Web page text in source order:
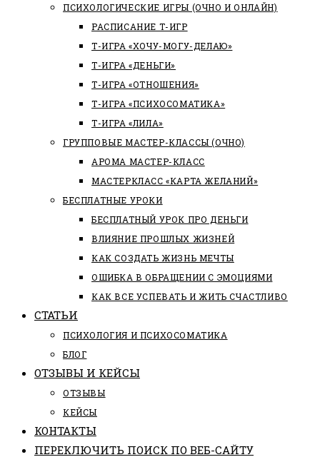
ПСИХОЛОГИЧЕСКИЕ ИГРЫ (ОЧНО И ОНЛАЙН)
РАСПИСАНИЕ Т-ИГР
Т-ИГРА «ХОЧУ-МОГУ-ДЕЛАЮ»
Т-ИГРА «ДЕНЬГИ»
Т-ИГРА «ОТНОШЕНИЯ»
Т-ИГРА «ПСИХОСОМАТИКА»
Т-ИГРА «ЛИЛА»
ГРУППОВЫЕ МАСТЕР-КЛАССЫ (ОЧНО)
АРОМА МАСТЕР-КЛАСС
МАСТЕРКЛАСС «КАРТА ЖЕЛАНИЙ»
БЕСПЛАТНЫЕ УРОКИ
БЕСПЛАТНЫЙ УРОК ПРО ДЕНЬГИ
ВЛИЯНИЕ ПРОШЛЫХ ЖИЗНЕЙ
КАК СОЗДАТЬ ЖИЗНЬ МЕЧТЫ
ОШИБКА В ОБРАЩЕНИИ С ЭМОЦИЯМИ
КАК ВСЕ УСПЕВАТЬ И ЖИТЬ СЧАСТЛИВО
СТАТЬИ
ПCИХОЛОГИЯ И ПСИХОСОМАТИКА
БЛОГ
ОТЗЫВЫ И КЕЙСЫ
ОТЗЫВЫ
КЕЙСЫ
КОНТАКТЫ
ПЕРЕКЛЮЧИТЬ ПОИСК ПО ВЕБ-САЙТУ